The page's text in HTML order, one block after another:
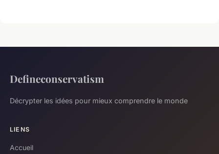
Defineconservatism
Décrypter les idées pour mieux comprendre le monde
LIENS
Accueil